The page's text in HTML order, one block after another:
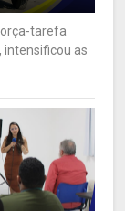
tarefa
intensificou as